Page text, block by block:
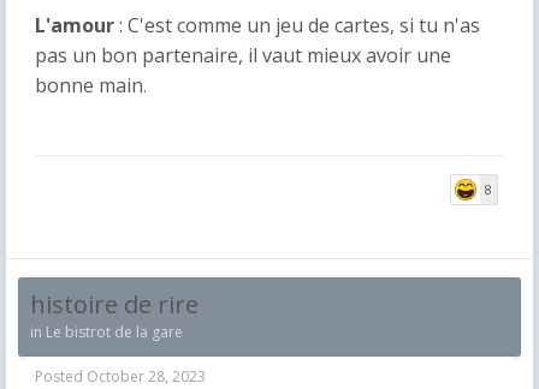
L'amour: C'est comme un jeu de cartes, si tu n'as
pas un bon partenaire, il vaut mieux avoir une
bonne main.
8
histoire de rire
in Le bistrot de la gare
Posted October 28, 2023